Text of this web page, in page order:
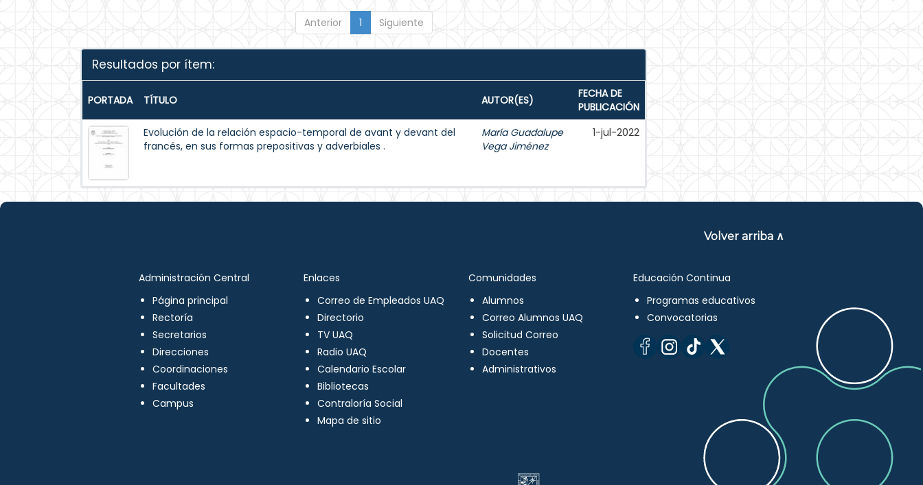
Anterior 1 Siguiente
Resultados por ítem:
PORTADA TÍTULO AUTOR(ES)
FECHA DE
PUBLICACIÓN
Evolución de la relación espacio-temporal de avant y devant del
francés, en sus formas prepositivas y adverbiales .
María Guadalupe
Vega Jiménez
1-jul-2022
Volver arriba ∧
Administración Central
Página principal
Rectoría
Secretarios
Direcciones
Coordinaciones
Facultades
Campus
Enlaces
Correo de Empleados UAQ
Directorio
TV UAQ
Radio UAQ
Calendario Escolar
Bibliotecas
Contraloría Social
Mapa de sitio
Comunidades
Alumnos
Correo Alumnos UAQ
Solicitud Correo
Docentes
Administrativos
Educación Continua
Programas educativos
Convocatorias